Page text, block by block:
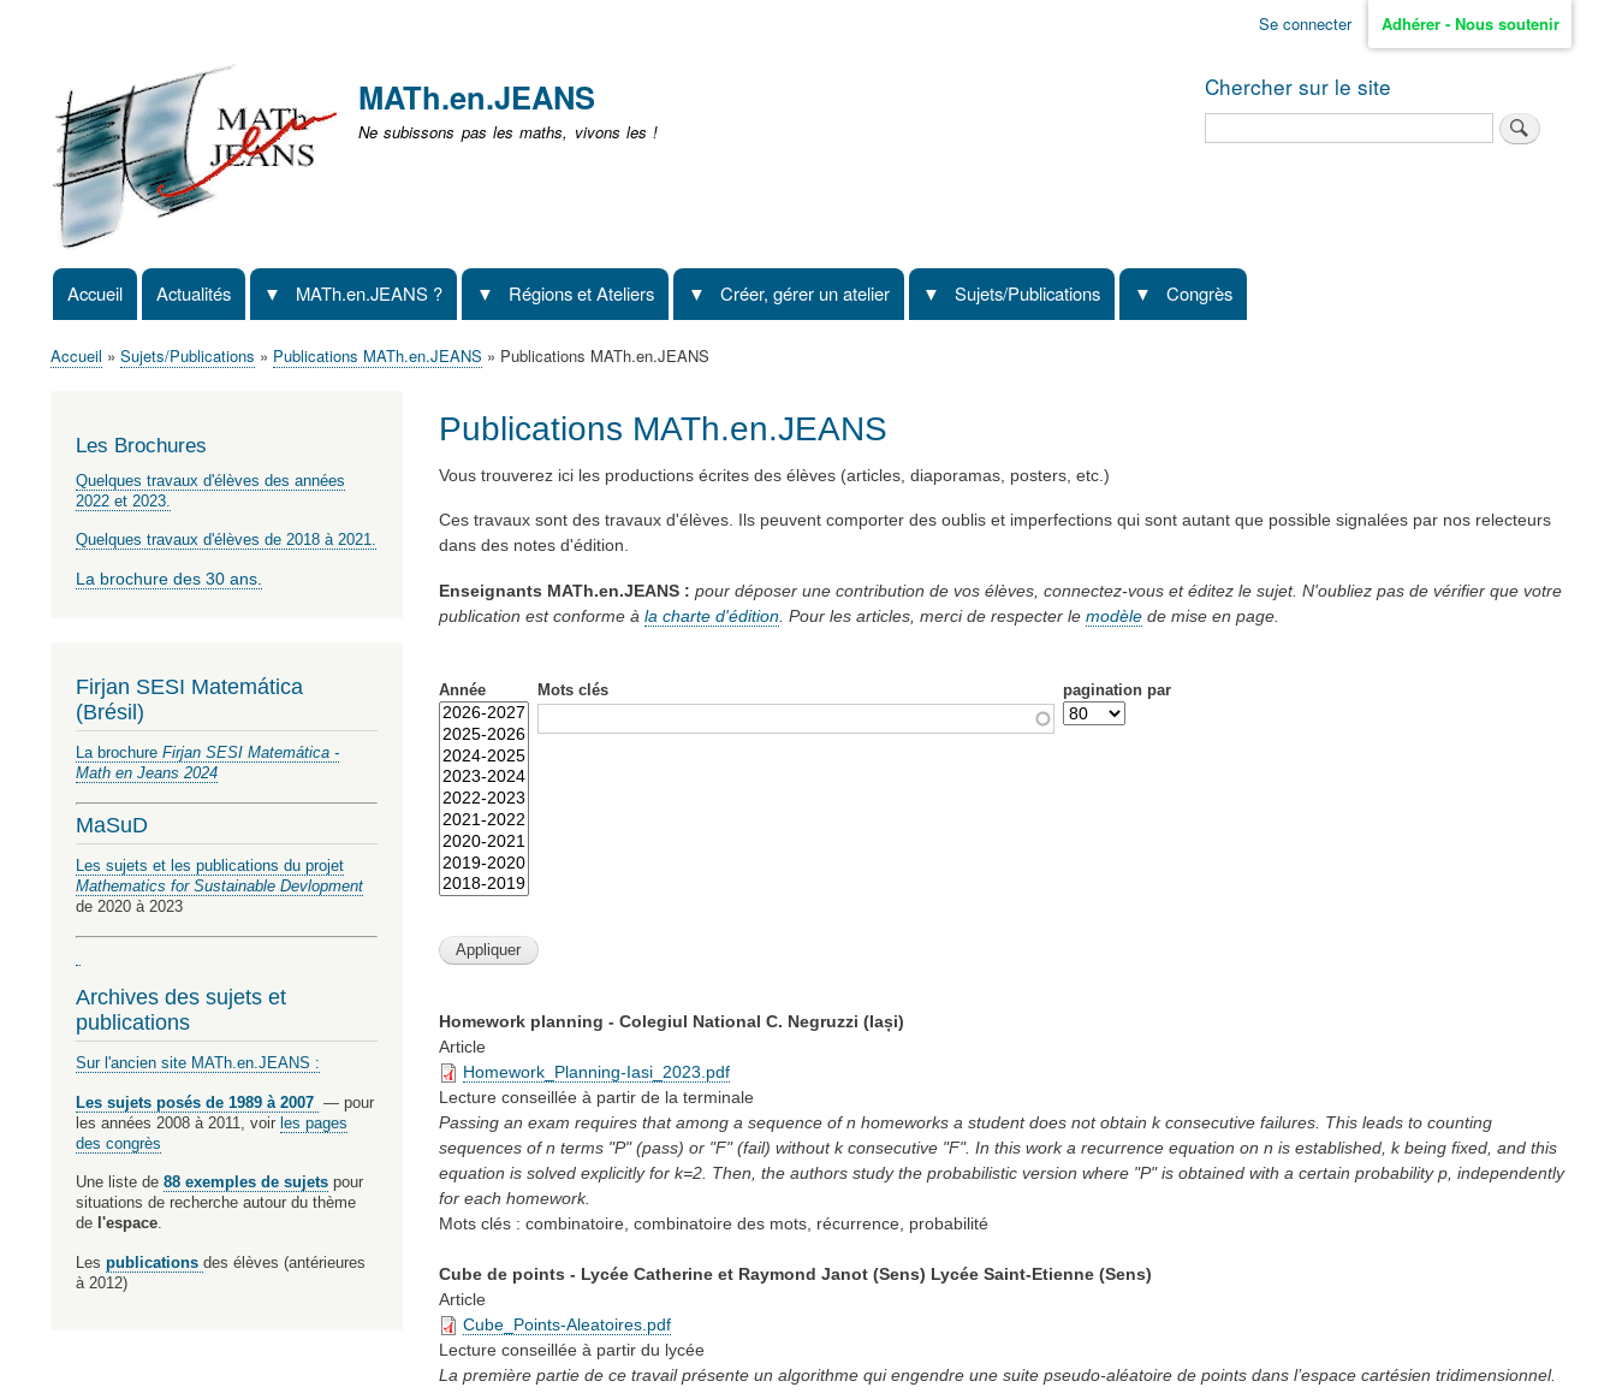
non
identifié
Se connecter Adhérer - Nous soutenir
MATh.en.JEANS
Ne subissons pas les maths, vivons les !
Chercher sur le site
Navigation
principale
Accueil Actualités MATh.en.JEANS ? Régions et Ateliers Créer, gérer un atelier Sujets/Publications Congrès
Accueil Sujets/Publications Publications MATh.en.JEANS Publications MATh.en.JEANS
Publications MATh.en.JEANS
Vous trouverez ici les productions écrites des élèves (articles, diaporamas, posters, etc.)
Ces travaux sont des travaux d'élèves. Ils peuvent comporter des oublis et imperfections qui sont autant que possible signalées par nos relecteurs
dans des notes d'édition.
Enseignants MATh.en.JEANS : pour déposer une contribution de vos élèves, connectez-vous et éditez le sujet. N'oubliez pas de vérifier que votre
publication est conforme à la charte d'édition. Pour les articles, merci de respecter le modèlede mise en page.
Année Mots clés pagination par
Homework planning - Colegiul National C. Negruzzi (Iași)
Article
Homework_Planning-Iasi_2023.pdf
Lecture conseillée à partir de la terminale
Passing an exam requires that among a sequence of n homeworks a student does not obtain k consecutive failures. This leads to counting
sequences of n terms "P" (pass) or "F" (fail) without k consecutive "F". In this work a recurrence equation on n is established, k being fixed, and this
equation is solved explicitly for k=2. Then, the authors study the probabilistic version where "P" is obtained with a certain probability p, independently
for each homework.
Mots clés : combinatoire, combinatoire des mots, récurrence, probabilité
Cube de points - Lycée Catherine et Raymond Janot (Sens) Lycée Saint-Etienne (Sens)
Article
Cube_Points-Aleatoires.pdf
Lecture conseillée à partir du lycée
La première partie de ce travail présente un algorithme qui engendre une suite pseudo-aléatoire de points dans l’espace cartésien tridimensionnel.
Les Brochures
Quelques travaux d'élèves des années
2022 et 2023.
Quelques travaux d'élèves de 2018 à 2021.
La brochure des 30 ans.
Firjan SESI Matemática
(Brésil)
La brochure Firjan SESI Matemática -
Math en Jeans 2024
MaSuD
Les sujets et les publications du projet
Mathematics for Sustainable Devlopment
de 2020 à 2023
Archives des sujets et
publications
Sur l'ancien site MATh.en.JEANS :
Les sujets posés de 1989 à 2007 — pour
les années 2008 à 2011, voir les pages
des congrès
Une liste de 88 exemples de sujets pour
situations de recherche autour du thème
de l'espace.
Les publications des élèves (antérieures
à 2012)